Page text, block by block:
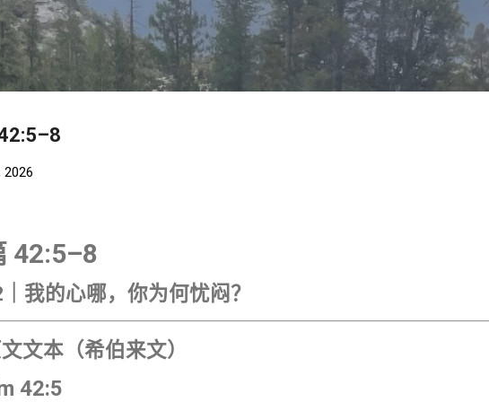
跳至主要内容
2026
42:5–8
｜我的心哪，你为何忧闷？
文本（希伯来文）
42:5